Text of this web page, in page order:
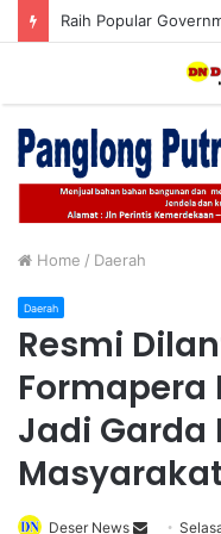
Home / Daerah
Daerah
Resmi
Formapera
Jadi Garda
Masyarakat
Deser News